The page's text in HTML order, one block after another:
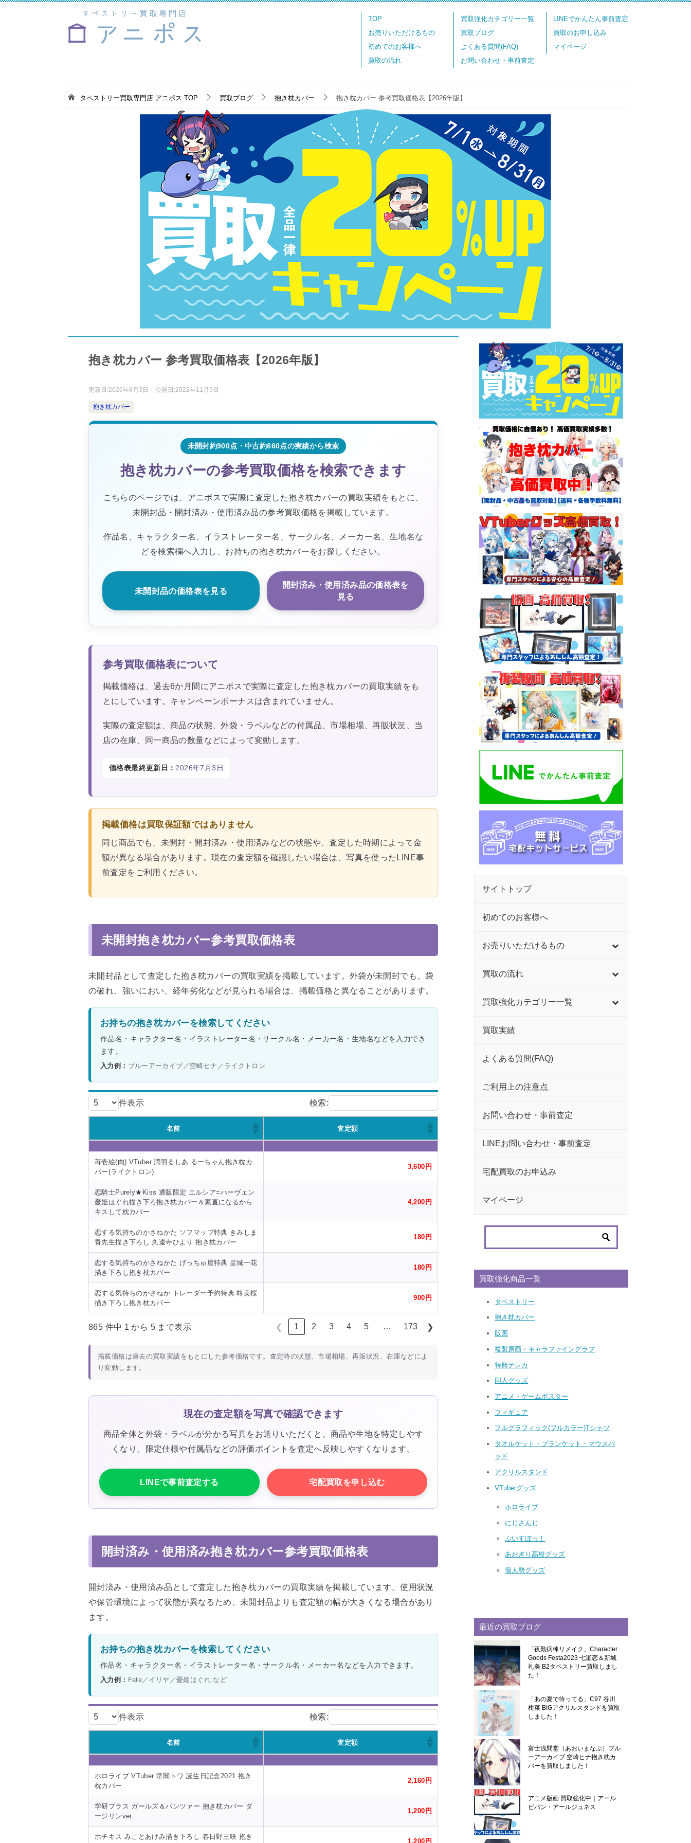
TOP
お売りいただけるもの
初めてのお客様へ
買取の流れ
買取強化カテゴリー一覧
買取ブログ
よくある質問(FAQ)
お問い合わせ・事前査定
LINEでかんたん事前査定
買取のお申し込み
マイページ
タペストリー買取専門店 アニポス TOP 買取ブログ 抱き枕カバー 抱き枕カバー 参考買取価格表【2026年版】
抱き枕カバー 参考買取価格表【2026年版】
更新日:2026年8月3日 公開日:2022年11月9日
抱き枕カバー
未開封約900点・中古約660点の実績から検索
抱き枕カバーの参考買取価格を検索できます
こちらのページでは、アニポスで実際に査定した抱き枕カバーの買取実績をもとに、
未開封品・開封済み・使用済み品の参考買取価格を掲載しています。
作品名、キャラクター名、イラストレーター名、サークル名、メーカー名、生地名な
どを検索欄へ入力し、お持ちの抱き枕カバーをお探しください。
未開封品の価格表を見る
開封済み・使用済み品の価格表を
見る
参考買取価格表について
掲載価格は、過去6か月間にアニポスで実際に査定した抱き枕カバーの買取実績をも
とにしています。キャンペーンボーナスは含まれていません。
実際の査定額は、商品の状態、外袋・ラベルなどの付属品、市場相場、再販状況、当
店の在庫、同一商品の数量などによって変動します。
価格表最終更新日：2026年7月3日
掲載価格は買取保証額ではありません
同じ商品でも、未開封・開封済み・使用済みなどの状態や、査定した時期によって金
額が異なる場合があります。現在の査定額を確認したい場合は、写真を使ったLINE事
前査定をご利用ください。
未開封抱き枕カバー参考買取価格表
未開封品として査定した抱き枕カバーの買取実績を掲載しています。外袋が未開封でも、袋
の破れ、強いにおい、経年劣化などが見られる場合は、掲載価格と異なることがあります。
お持ちの抱き枕カバーを検索してください
作品名・キャラクター名・イラストレーター名・サークル名・メーカー名・生地名などを入力でき
ます。
入力例： ブルーアーカイブ／空崎ヒナ／ライクトロン
件表示 検索:
名前 査定額
名前
査定額
苺壱絵(肉) VTuber 潤羽るしあ るーちゃん抱き枕カ
バー(ライクトロン)
3,600円
恋騎士Purely★Kiss 通販限定 エルシア=ハーヴェン
憂姫はぐれ描き下ろ抱き枕カバー＆素直になるから
キスして枕カバー
4,200円
恋する気持ちのかさねかた ソフマップ特典 きみしま
青先生描き下ろし 久遠寺ひより 抱き枕カバー
180円
恋する気持ちのかさねかた げっちゅ屋特典 皇城一花
描き下ろし抱き枕カバー
180円
恋する気持ちのかさねか トレーダー予約特典 柊美桜
描き下ろし抱き枕カバー
900円
865 件中 1 から 5 まで表示 ❮ 1 2 3 4 5 … 173 ❯
掲載価格は過去の買取実績をもとにした参考価格です。査定時の状態、市場相場、再販状況、在庫などによ
り変動します。
現在の査定額を写真で確認できます
商品全体と外袋・ラベルが分かる写真をお送りいただくと、商品や生地を特定しやす
くなり、限定仕様や付属品などの評価ポイントを査定へ反映しやすくなります。
LINEで事前査定する 宅配買取を申し込む
開封済み・使用済み抱き枕カバー参考買取価格表
開封済み・使用済み品として査定した抱き枕カバーの買取実績を掲載しています。使用状況
や保管環境によって状態が異なるため、未開封品よりも査定額の幅が大きくなる場合があり
ます。
お持ちの抱き枕カバーを検索してください
作品名・キャラクター名・イラストレーター名・サークル名・メーカー名などを入力できます。
入力例： Fate／イリヤ／憂姫はぐれ など
件表示 検索:
名前 査定額
名前
査定額
ホロライブ VTuber 常闇トワ 誕生日記念2021 抱き
枕カバー
2,160円
学研プラス ガールズ＆パンツァー 抱き枕カバー ダ
ージリンver.
1,200円
ホチキス みことあけみ描き下ろし 春日野三咲 抱き
1,200円
サイトトップ
初めてのお客様へ
お売りいただけるもの
買取の流れ
買取強化カテゴリー一覧
買取実績
よくある質問(FAQ)
ご利用上の注意点
お問い合わせ・事前査定
LINEお問い合わせ・事前査定
宅配買取のお申込み
マイページ
買取強化商品一覧
タペストリー
抱き枕カバー
版画
複製原画・キャラファイングラフ
特典テレカ
同人グッズ
アニメ・ゲームポスター
フィギュア
フルグラフィック(フルカラー)Tシャツ
タオルケット・ブランケット・マウスパ
ッド
アクリルスタンド
VTuberグッズ
ホロライブ
にじさんじ
ぶいすぽっ！
あおぎり高校グッズ
個人勢グッズ
最近の買取ブログ
「夜勤病棟リメイク」Character
Goods Festa2023 七瀬恋＆新城
礼美 B2タペストリー買取しまし
た！
「あの夏で待ってる」C97 谷川
柑菜 BIGアクリルスタンドを買取
しました！
富士浅間堂（あおいまなぶ）ブル
ーアーカイブ 空崎ヒナ抱き枕カ
バーを買取しました！
アニメ版画 買取強化中｜アール
ビバン・アールジュネス